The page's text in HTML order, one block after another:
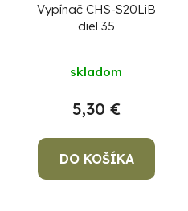
Vypínač CHS-S20LiB
diel 35
skladom
5,30 €
DO KOŠÍKA